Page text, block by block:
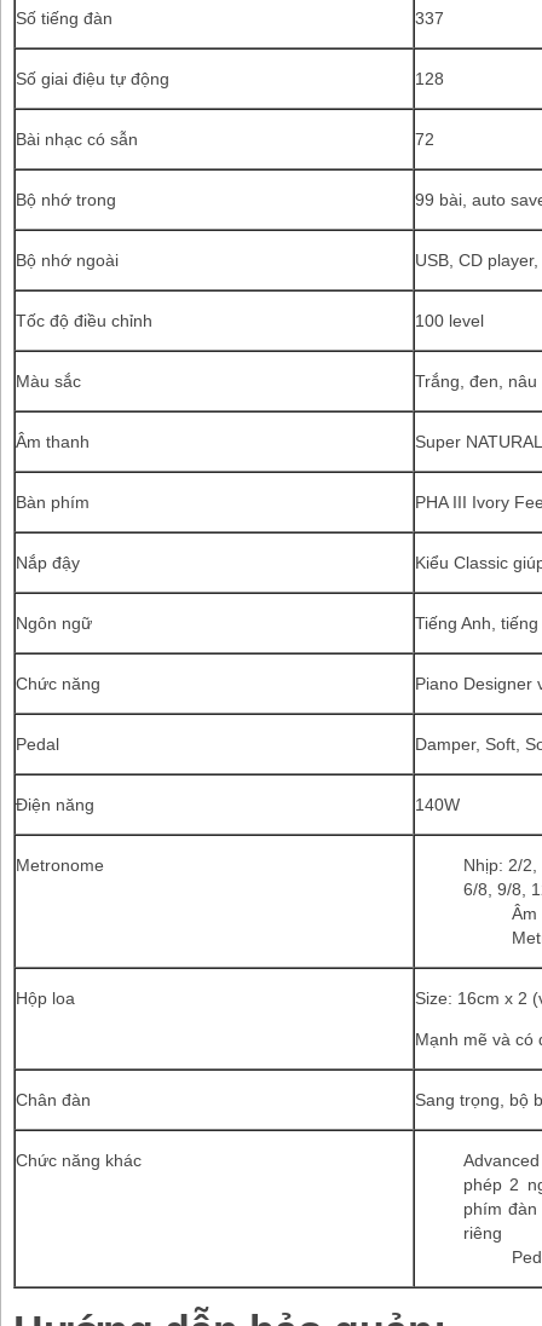
Số tiếng đàn 337
Số giai điệu tự động 128
Bài nhạc có sẫn 72
Bộ nhớ trong 99 bài, auto
Bộ nhớ ngoài USB, CD
Tốc độ điều chỉnh 100 level
Màu sắc Trắng, đen, nâu
Âm thanh Super
Bàn phím PHA III Ivory
Nắp đậy Kiểu Classic
Ngôn ngữ Tiếng Anh,
Chức năng Piano Designer
Pedal Damper, Soft,
Điện năng 140W
Metronome
Nhịp: 2/
6/8, 9/8,
Âm
Hộp loa Size: 16cm x 2
Mạnh mẽ và có
Chân đàn Sang trọng, bộ
Chức năng khác
phép 2
phím đàn
riêng